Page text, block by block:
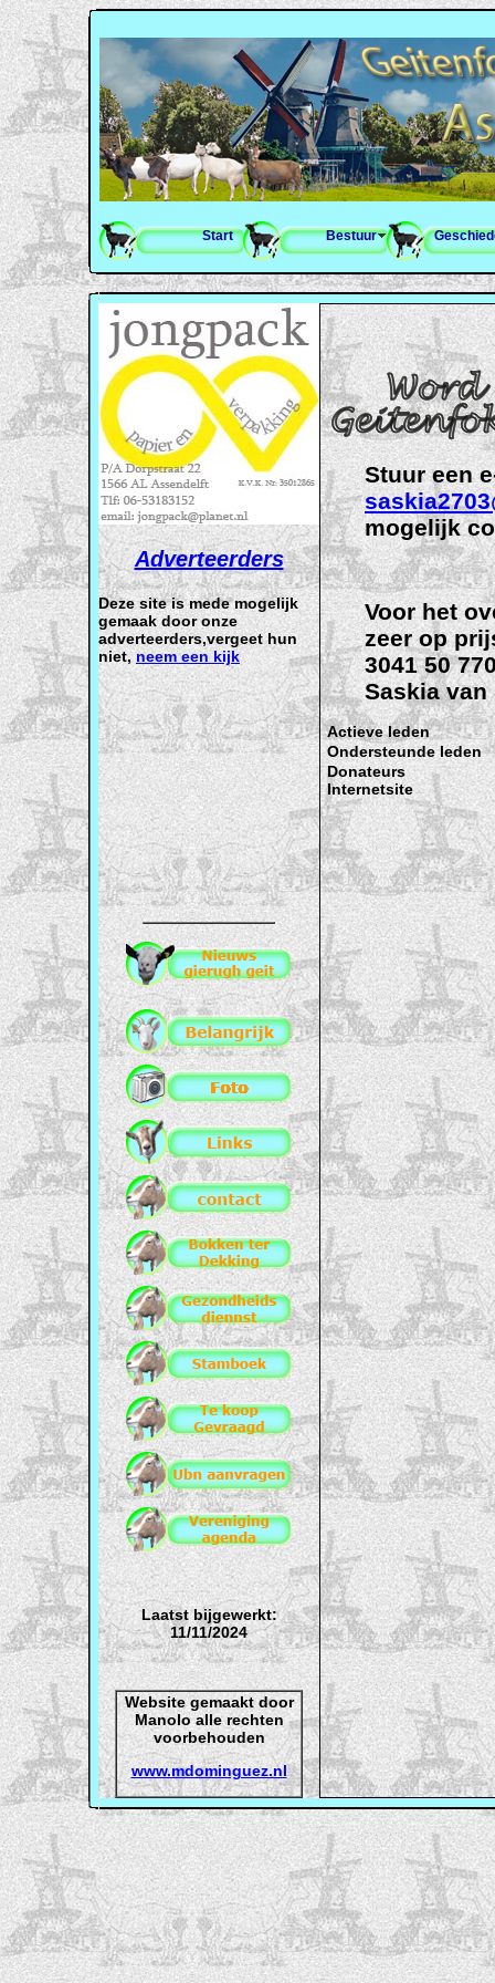
Start Bestuur
Adverteerders
Deze site is mede mogelijk
gemaak door onze
adverteerders,vergeet hun
niet, neem een kijk
Laatst bijgewerkt:
11/11/2024
Website gemaakt door
Manolo alle rechten
voorbehouden
www.mdominguez.nl
Stuur een
mogelijk
Voor het
zeer op
3041 50
Saskia van
Actieve leden
Ondersteunde leden
Donateurs
Internetsite